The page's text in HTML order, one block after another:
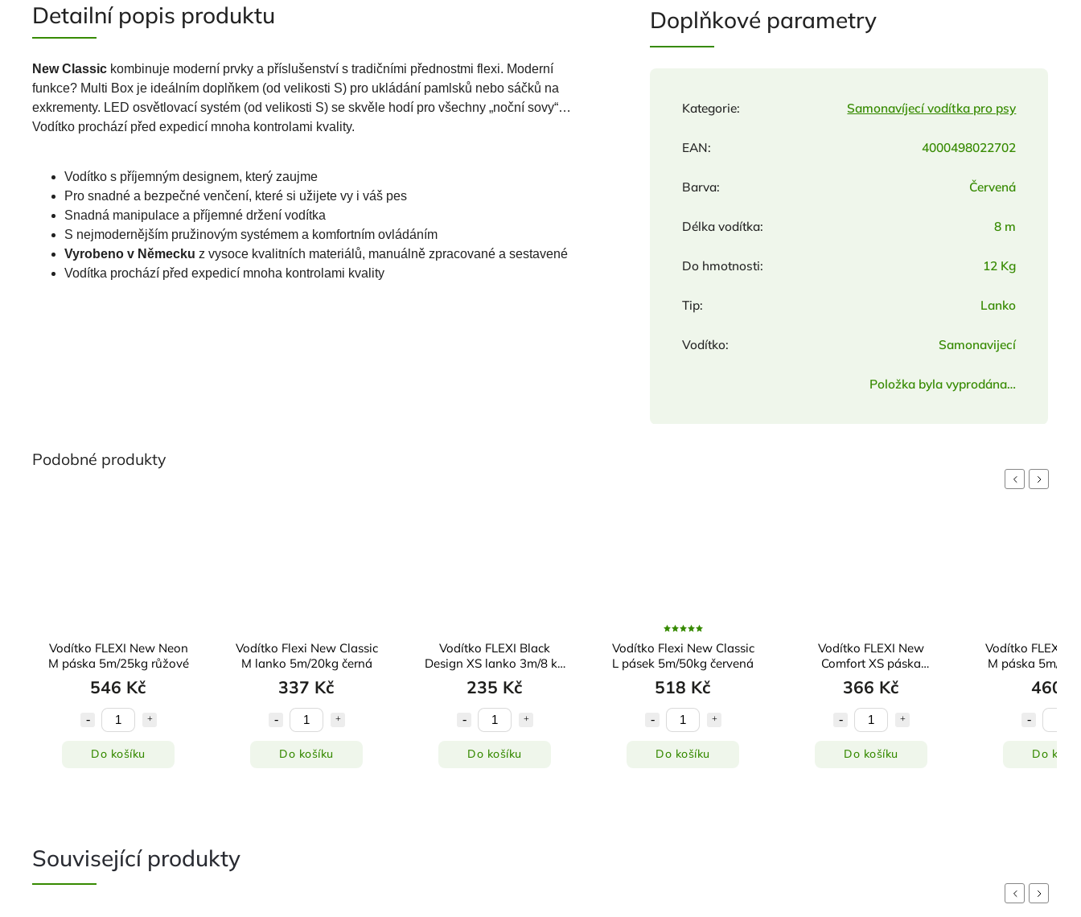
Detailní popis produktu
New Classic kombinuje moderní prvky a příslušenství s tradičními přednostmi flexi. Moderní
funkce? Multi Box je ideálním doplňkem (od velikosti S) pro ukládání pamlsků nebo sáčků na
exkrementy. LED osvětlovací systém (od velikosti S) se skvěle hodí pro všechny „noční sovy“…
Vodítko prochází před expedicí mnoha kontrolami kvality.
Vodítko s příjemným designem, který zaujme
Pro snadné a bezpečné venčení, které si užijete vy i váš pes
Snadná manipulace a příjemné držení vodítka
S nejmodernějším pružinovým systémem a komfortním ovládáním
Vyrobeno v Německu z vysoce kvalitních materiálů, manuálně zpracované a sestavené
Vodítka prochází před expedicí mnoha kontrolami kvality
Doplňkové parametry
Kategorie: Samonavíjecí vodítka pro psy
EAN: 4000498022702
Barva: Červená
Délka vodítka: 8 m
Do hmotnosti: 12 Kg
Tip: Lanko
Vodítko: Samonavijecí
Položka byla vyprodána…
Previous
Vodítko FLEXI New Neon
M páska 5m/25kg růžové
546 Kč
Do košíku
Vodítko Flexi New Classic
M lanko 5m/20kg černá
337 Kč
Do košíku
Vodítko FLEXI Black
Design XS lanko 3m/8 kg
stříbrné
235 Kč
Do košíku
Vodítko Flexi New Classic
L pásek 5m/50kg červená
518 Kč
Do košíku
Vodítko FLEXI New
Comfort XS páska
3m/12kg červené
366 Kč
Do košíku
Vodítko FLEXI
M páska 5m/25
460
Do
Next
Související produkty
PreviousNext